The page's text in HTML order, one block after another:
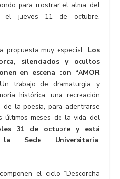
para mostrar el alma del
el jueves 11 de octubre.
propuesta muy especial. Los
silenciados y ocultos
en escena con “AMOR
trabajo de dramaturgia y
histórica, una recreación
la poesía, para adentrarse
últimos meses de la vida del
31 de octubre y está
Sede Universitaria.
el ciclo “Descorcha